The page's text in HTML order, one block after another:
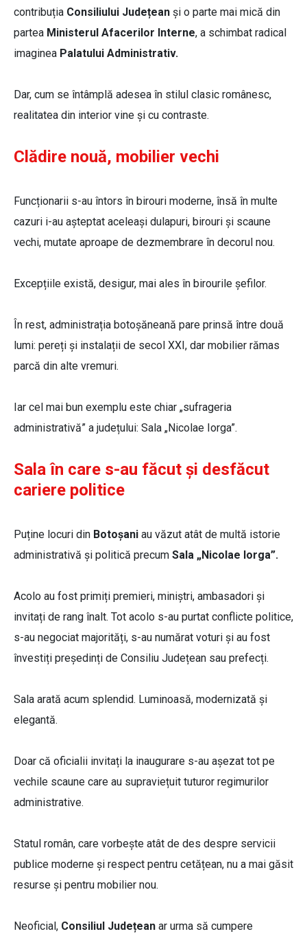
contribuția Consiliului Județean și o parte mai mică din
partea Ministerul Afacerilor Interne, a schimbat radical
imaginea Palatului Administrativ.
Dar, cum se întâmplă adesea în stilul clasic românesc,
realitatea din interior vine și cu contraste.
Clădire nouă, mobilier vechi
Funcționarii s-au întors în birouri moderne, însă în multe
cazuri i-au așteptat aceleași dulapuri, birouri și scaune
vechi, mutate aproape de dezmembrare în decorul nou.
Excepțiile există, desigur, mai ales în birourile șefilor.
În rest, administrația botoșăneană pare prinsă între două
lumi: pereți și instalații de secol XXI, dar mobilier rămas
parcă din alte vremuri.
Iar cel mai bun exemplu este chiar „sufrageria
administrativă” a județului: Sala „Nicolae Iorga”.
Sala în care s-au făcut și desfăcut
cariere politice
Puține locuri din Botoșani au văzut atât de multă istorie
administrativă și politică precum Sala „Nicolae Iorga”.
Acolo au fost primiți premieri, miniștri, ambasadori și
invitați de rang înalt. Tot acolo s-au purtat conflicte politice,
s-au negociat majorități, s-au numărat voturi și au fost
învestiți președinți de Consiliu Județean sau prefecți.
Sala arată acum splendid. Luminoasă, modernizată și
elegantă.
Doar că oficialii invitați la inaugurare s-au așezat tot pe
vechile scaune care au supraviețuit tuturor regimurilor
administrative.
Statul român, care vorbește atât de des despre servicii
publice moderne și respect pentru cetățean, nu a mai găsit
resurse și pentru mobilier nou.
Neoficial, Consiliul Județean ar urma să cumpere